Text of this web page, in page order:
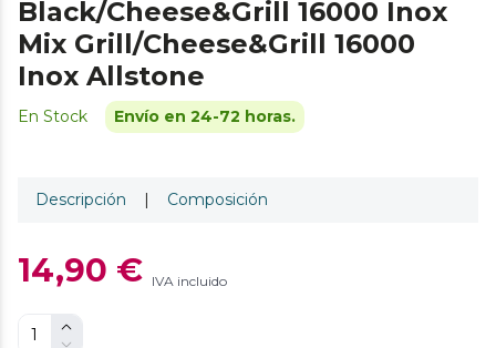
Black/Cheese&Grill 16000 Inox
Mix Grill/Cheese&Grill 16000
Inox Allstone
En Stock Envío en 24-72 horas.
Descripción | Composición
14,90 € IVA incluido